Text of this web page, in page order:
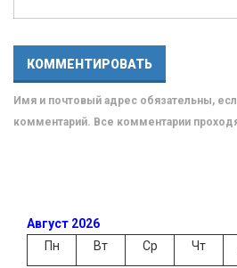
Имя и почтовый адрес обязательны,
комментарий. Все комментарии
Август 2026
Пн
Вт Ср Чт